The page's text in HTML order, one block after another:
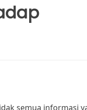
semua informasi